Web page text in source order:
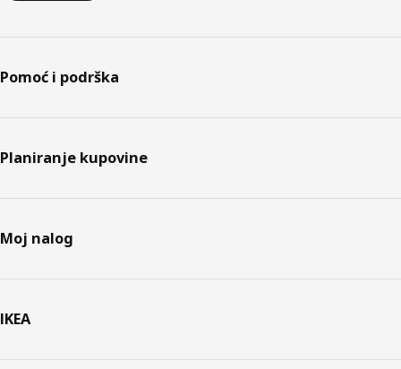
Pomoć i podrška
Planiranje kupovine
Moj nalog
IKEA